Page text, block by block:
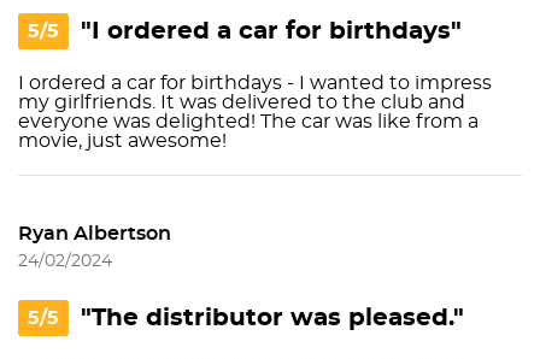
5/5 "I ordered a car for birthdays"
I ordered a car for birthdays - I wanted to impress
my girlfriends. It was delivered to the club and
everyone was delighted! The car was like from a
movie, just awesome!
Ryan Albertson
24/02/2024
5/5 "The distributor was pleased."